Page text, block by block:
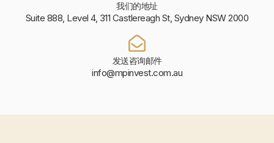
我们的地址
Suite 888, Level 4, 311 Castlereagh St, Sydney NSW 2000
发送咨询邮件
info@mpinvest.com.au